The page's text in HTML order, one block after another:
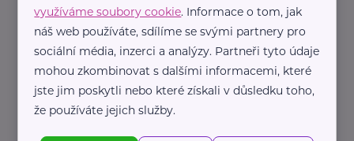
využíváme soubory cookie. Informace o tom, jak
náš web používáte, sdílíme se svými partnery pro
sociální média, inzerci a analýzy. Partneři tyto údaje
mohou zkombinovat s dalšími informacemi, které
jste jim poskytli nebo které získali v důsledku toho,
že používáte jejich služby.